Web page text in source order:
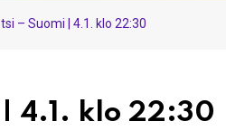
– Suomi | 4.1. klo 22:30
4.1. klo 22:30